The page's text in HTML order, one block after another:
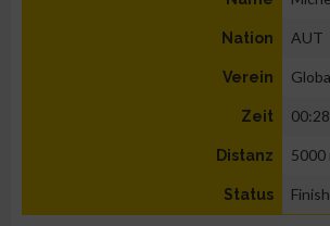
Nation AUT
Verein
Zeit
Distanz 5000
Status